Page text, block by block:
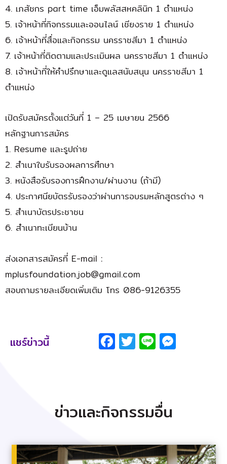
4. เภสัชกร part time เอ็มพลัสสหคลินิก 1 ตำแหน่ง
5. เจ้าหน้าที่กิจกรรมและออนไลน์ เชียงราย 1 ตำแหน่ง
6. เจ้าหน้าที่สื่อและกิจกรรม นครราชสีมา 1 ตำแหน่ง
7. เจ้าหน้าที่ติดตามและประเมินผล นครราชสีมา 1 ตำแหน่ง
8. เจ้าหน้าที่ให้คำปรึกษาและดูแลสนับสนุน นครราชสีมา 1
ตำแหน่ง
เปิดรับสมัครตั้งแต่วันที่ 1 – 25 เมษายน 2566
หลักฐานการสมัคร
1. Resume และรูปถ่าย
2. สำเนาใบรับรองผลการศึกษา
3. หนังสือรับรองการฝึกงาน/ผ่านงาน (ถ้ามี)
4. ประกาศนียบัตรรับรองว่าผ่านการอบรมหลักสูตรต่าง ๆ
5. สำเนาบัตรประชาชน
6. สำเนาทะเบียนบ้าน
ส่งเอกสารสมัครที่ E-mail :
mplusfoundation.job@gmail.com
สอบถามรายละเอียดเพิ่มเติม โทร 086-9126355
แชร์ข่าวนี้ Facebook
Twitter
Line
ขาวและกจกรรมอน